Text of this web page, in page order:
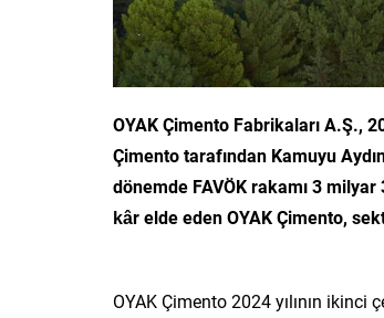
OYAK Çimento Fabrikaları A.Ş.,
Çimento tarafından Kamuyu
dönemde FAVÖK rakamı 3
kâr elde eden OYAK Çimento,
OYAK Çimento 2024 yılının ikinci